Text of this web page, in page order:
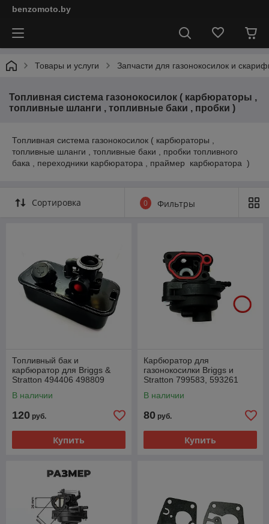
benzomoto.by
Товары и услуги Запчасти для газонокосилок и
Топливная система газонокосилок ( карбюраторы ,
топливные шланги , топливные баки , пробки )
Топливная система газонокосилок ( карбюраторы ,
топливные шланги , топливные баки , пробки топливного
бака , переходники карбюратора , праймер карбюратора )
Сортировка 0 Фильтры
Топливный бак и
карбюратор для Briggs &
Stratton 494406 498809
795477 699660
В наличии
120 руб.
Купить
Карбюратор для
газонокосилки Briggs и
Stratton 799583, 593261
В наличии
80 руб.
Купить